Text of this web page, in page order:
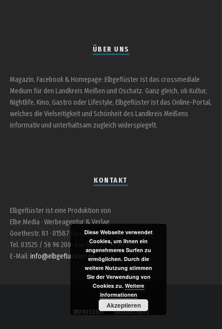
ÜBER UNS
Magazin, Facebook & Homepage: Elbgeflüster ist das crossmediale
Medium für den Landkreis Meißen und Oschatz. Ganz gleich, ob Kultur,
Nightlife, Kino, Gastro oder Lifestyle, Elbgeflüster ist das Online-Portal,
welches die Vielseitigkeit und Schönheit des Landkreis Meißens
informativ und unterhaltsam zugleich widerspiegelt.
KONTAKT
Elbgeflüster ist eine Produktion von
Elbe Media · Werbeagentur & Verlag
Goethestr. 81 · 01587 Riesa
Tel. 03525 / 56 96 200 · Fax 03525 / 56 96 201
E-Mail: info@elbgefluester.de
IMPRESSUM DATENSCHUTZ
Diese Webseite verwendet
Cookies, um Ihnen ein
angenehmeres Surfen zu
ermöglichen. Durch die
weitere Nutzung stimmen
Sie der Verwendung von
Cookies zu. Weitere
Informationen
Akzeptieren